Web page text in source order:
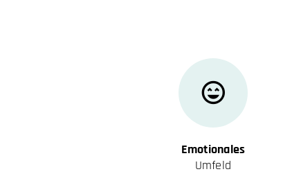
Emotionales
Umfeld